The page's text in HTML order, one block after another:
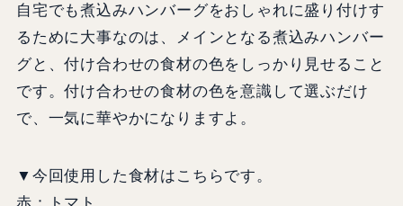
自宅でも煮込みハンバーグをおしゃれに盛り付けす
るために大事なのは、メインとなる煮込みハンバー
グと、付け合わせの食材の色をしっかり見せること
です。付け合わせの食材の色を意識して選ぶだけ
で、一気に華やかになりますよ。
▼今回使用した食材はこちらです。